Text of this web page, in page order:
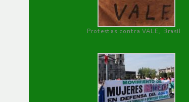
Protestas contra VALE, Brasil